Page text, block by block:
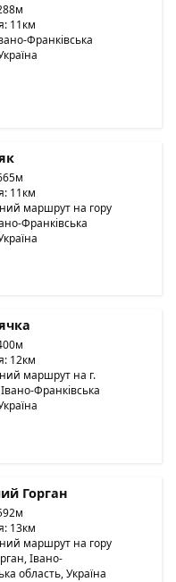
11км
Франківська
11км
маршрут на гору
Франківська
12км
маршрут на г.
Франківська
Горган
13км
маршрут на гору
Івано-
область, Україна